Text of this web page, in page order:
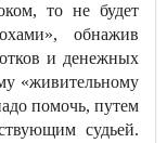
то не будет
обнажив
и денежных
«живительному
помочь, путем
судьей.